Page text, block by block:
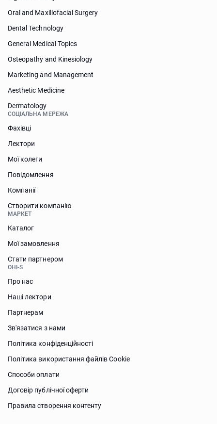
Oral and Maxillofacial Surgery
Dental Technology
General Medical Topics
Osteopathy and Kinesiology
Marketing and Management
Aesthetic Medicine
Dermatology
СОЦІАЛЬНА МЕРЕЖА
Фахівці
Лектори
Мої колеги
Повідомлення
Компанії
Створити компанію
МАРКЕТ
Каталог
Мої замовлення
Стати партнером
OHI-S
Про нас
Наші лектори
Партнерам
Зв'язатися з нами
Політика конфіденційності
Політика використання файлів Сookie
Способи оплати
Договір публічної оферти
Правила створення контенту